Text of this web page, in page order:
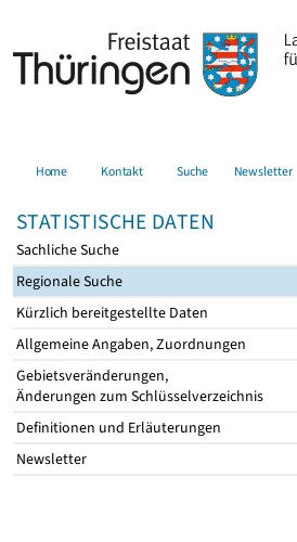
Home Kontakt Suche Newsletter
STATISTISCHE DATEN
Sachliche Suche
Regionale Suche
Kürzlich bereitgestellte Daten
Allgemeine Angaben, Zuordnungen
Gebietsveränderungen,
Änderungen zum Schlüsselverzeichnis
Definitionen und Erläuterungen
Newsletter